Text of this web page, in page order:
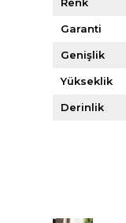
Garanti
Genişlik
Yükseklik
Derinlik